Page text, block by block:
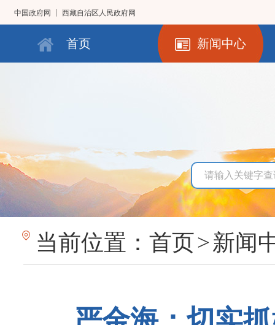
中国政府网 西藏自治区人民政府网
首页 新闻中心
当前位置： 首页>新闻